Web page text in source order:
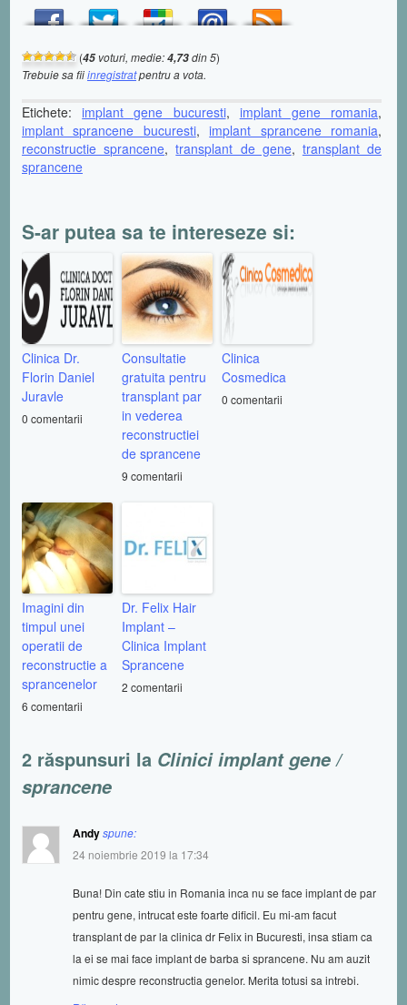
(45 voturi, medie:4,73din 5)
Trebuie sa fiiinregistratpentru a vota.
Etichete:implant gene bucuresti, implant gene romania,
implant sprancene bucuresti,implant sprancene romania,
reconstructie sprancene,transplant de gene, transplant de
sprancene
S-ar putea sa te intereseze si:
Clinica Dr.
Florin Daniel
Juravle
0 comentarii
Consultatie
gratuita pentru
transplant par
in vederea
reconstructiei
de sprancene
9 comentarii
Clinica
Cosmedica
0 comentarii
Imagini din
timpul unei
operatii de
reconstructie a
sprancenelor
6 comentarii
Dr. Felix Hair
Implant –
Clinica Implant
Sprancene
2 comentarii
2 răspunsuri la Clinici implant gene /
sprancene
Andyspune:
24 noiembrie 2019 la 17:34
Buna! Din cate stiu in Romania inca nu se face implant de par
pentru gene, intrucat este foarte dificil. Eu mi-am facut
transplant de par la clinica dr Felix in Bucuresti, insa stiam ca
la ei se mai face implant de barba si sprancene. Nu am auzit
nimic despre reconstructia genelor. Merita totusi sa intrebi.